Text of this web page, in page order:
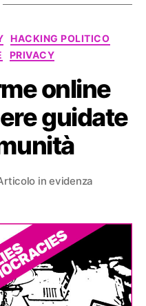
HACKING POLITICO
PRIVACY
online
guidate
in evidenza